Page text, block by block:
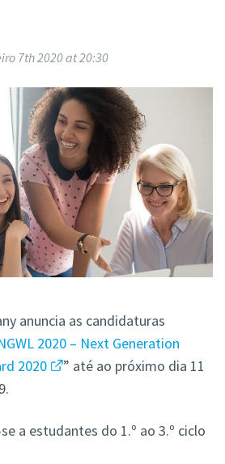
7th 2020 at 20:30
anuncia as candidaturas
2020 – Next Generation
2020
” até ao próximo dia 11
a estudantes do 1.º ao 3.º ciclo